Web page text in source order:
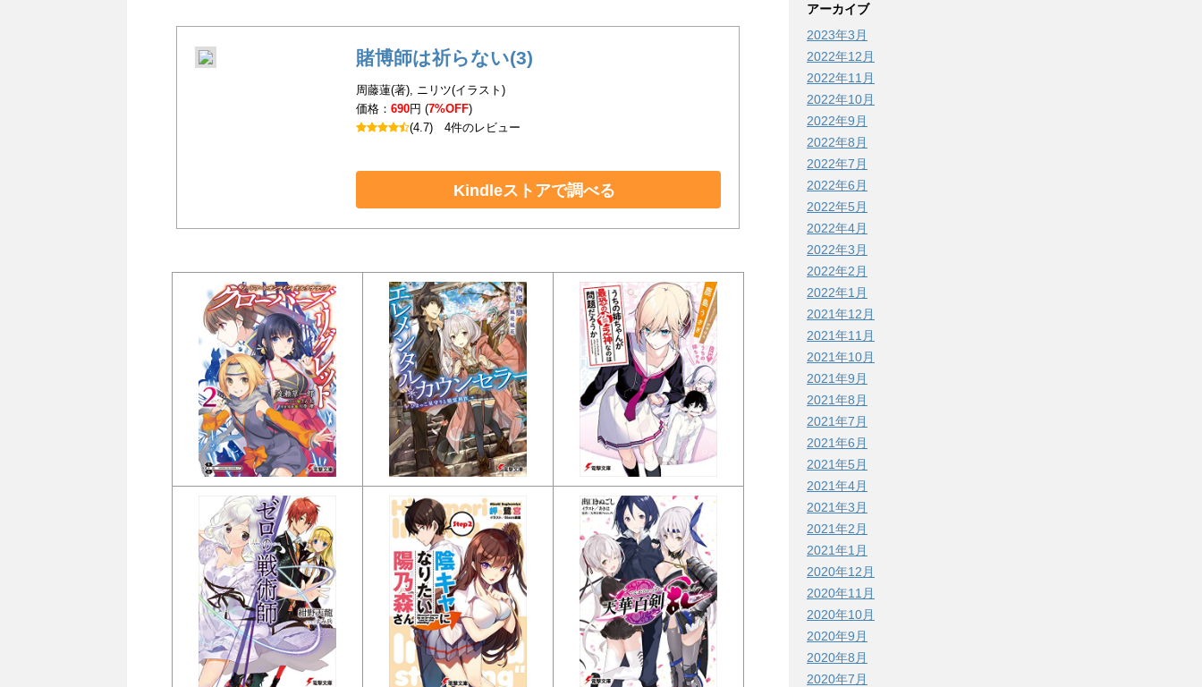
賭博師は祈らない(3)
周藤蓮(著), ニリツ(イラスト)
価格：690円 (7%OFF)
(4.7)4件のレビュー
Kindleストアで調べる
アーカイブ
2023年3月
2022年12月
2022年11月
2022年10月
2022年9月
2022年8月
2022年7月
2022年6月
2022年5月
2022年4月
2022年3月
2022年2月
2022年1月
2021年12月
2021年11月
2021年10月
2021年9月
2021年8月
2021年7月
2021年6月
2021年5月
2021年4月
2021年3月
2021年2月
2021年1月
2020年12月
2020年11月
2020年10月
2020年9月
2020年8月
2020年7月